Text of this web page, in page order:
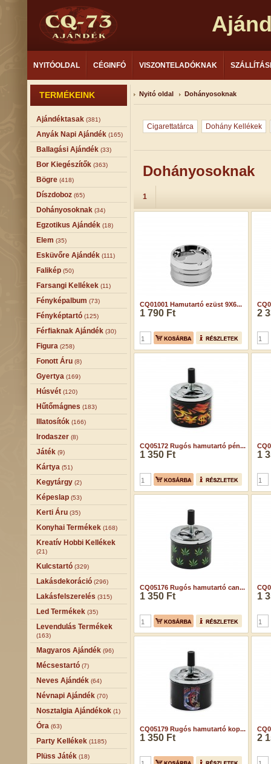
NYITÓOLDAL CÉGINFÓ VISZONTELADÓKNAK
TERMÉKEINK
Ajándéktasak (381)
Anyák Napi Ajándék (165)
Ballagási Ajándék (33)
Bor Kiegészítők (363)
Bögre (418)
Díszdoboz (65)
Dohányosoknak (34)
Egzotikus Ajándék (18)
Elem (35)
Esküvőre Ajándék (111)
Falikép (50)
Farsangi Kellékek (11)
Fényképalbum (73)
Fényképtartó (125)
Férfiaknak Ajándék (30)
Figura (258)
Fonott Áru (8)
Gyertya (169)
Húsvét (120)
Hűtőmágnes (183)
Illatosítók (166)
Irodaszer (8)
Játék (9)
Kártya (51)
Kegytárgy (2)
Képeslap (53)
Kerti Áru (35)
Konyhai Termékek (168)
Kreatív Hobbi Kellékek
(21)
Kulcstartó (329)
Lakásdekoráció (296)
Lakásfelszerelés (315)
Led Termékek (35)
Levendulás Termékek
(163)
Magyaros Ajándék (96)
Mécsestartó (7)
Neves Ajándék (64)
Névnapi Ajándék (70)
Nosztalgia Ajándékok (1)
Óra (63)
Party Kellékek (1185)
Plüss Játék (18)
Nyitó oldal Dohányosoknak
Cigarettatárca Dohány Kellékek
Dohányosoknak
1
CQ01001 Hamutartó ezüst 9X6...
1 790 Ft 2
CQ05172 Rugós hamutartó pén...
1 350 Ft 1
CQ05176 Rugós hamutartó can...
1 350 Ft 1
CQ05179 Rugós hamutartó kop...
1 350 Ft 2